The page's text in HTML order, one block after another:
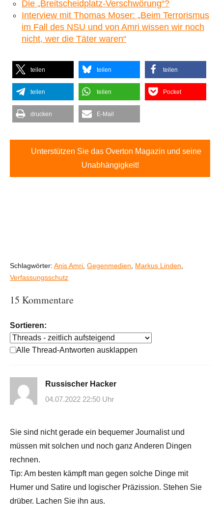
Die „Breitscheidplatz-Verschwörung“?
Interview mit Thomas Moser: „Beim Terrorismus
im Fall des NSU und von Amri wissen wir noch
nicht, wer die Täter waren“
teilen teilen teilen
teilen teilen Pocket
drucken E-Mail
Unterstützen Sie das Overton Magazin und seine
Unabhängigkeit!
Schlagwörter: Anis Amri Gegenmedien Markus Linden
Verfassungsschutz
15 Kommentare
Sortieren:
Alle Thread-Antworten ausklappen
Russischer Hacker
04.07.2022 22:50 Uhr
Sie sind nicht gerade ein bequemer Journalist und
müssen mit solchen und noch ganz Anderen Dingen
rechnen.
Tip: Am besten kämpft man gegen solche Dinge mit
Humer und Satire und logischer Präzission. Stehen Sie
drüber. Lachen Sie ihn aus.